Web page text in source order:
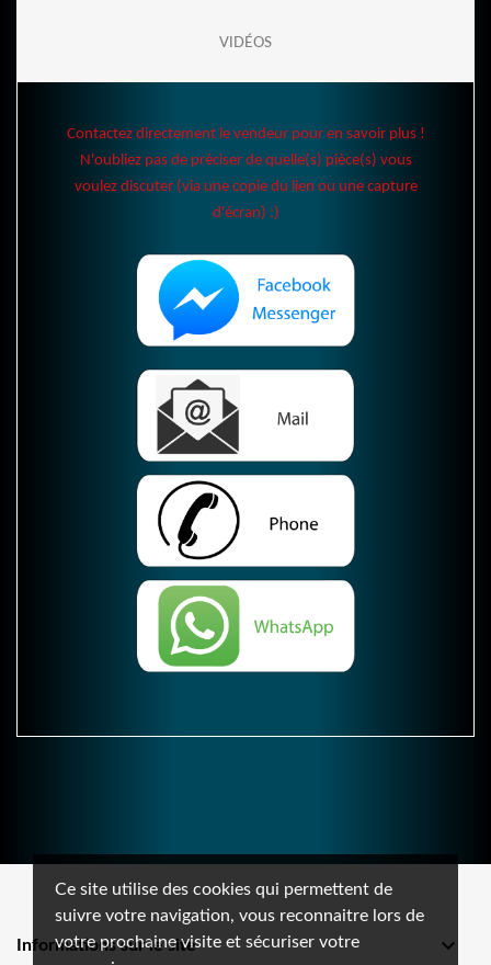
Ce site utilise des cookies qui permettent de
suivre votre navigation, vous reconnaitre lors de
votre prochaine visite et sécuriser votre
VIDÉOS
Contactez directement le vendeur pour en savoir plus !
N'oubliez pas de préciser de quelle(s) pièce(s) vous
voulez discuter (via une copie du lien ou une capture
d'écran) :)
Informations sur le site 